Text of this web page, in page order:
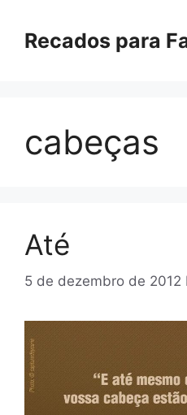
paraRecados para
cabeças
Até
5 de dezembro de 2012